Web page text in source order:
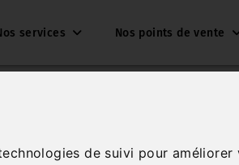
de suivi pour
services Nos points de vente